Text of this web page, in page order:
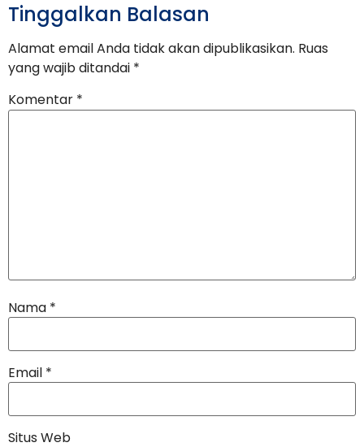
Tinggalkan Balasan
Alamat email Anda tidak akan dipublikasikan. Ruas
yang wajib ditandai *
Komentar *
Nama *
Email *
Situs Web